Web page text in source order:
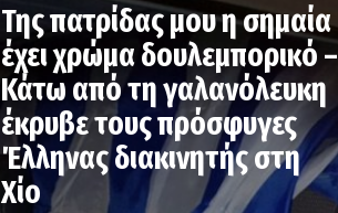
Της πατρίδας μου η σημαία
έχει χρώμα δουλεμπορικό –
Κάτω από τη γαλανόλευκη
έκρυβε τους πρόσφυγες
Έλληνας διακινητής στη
Χίο